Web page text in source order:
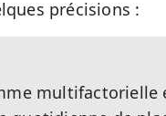
précisions :
multifactorielle